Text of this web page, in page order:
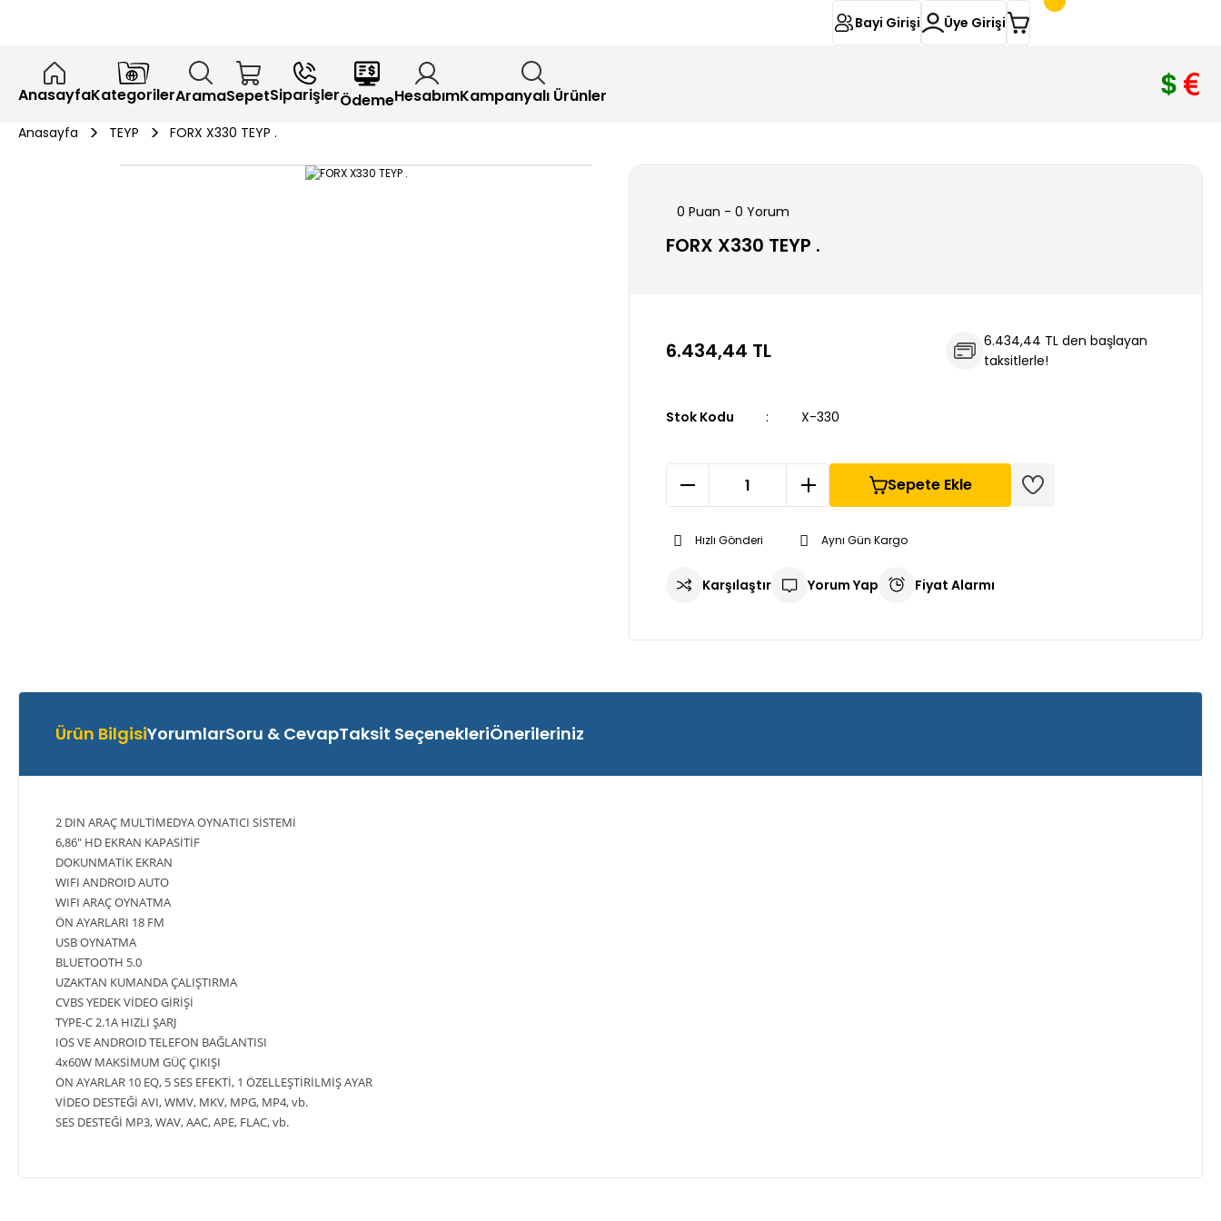
Bayi Girişi Üye Girişi
AnasayfaKategorilerAramaSepetSiparişlerÖdemeHesabımKampanyalı Ürünler
Anasayfa TEYP FORX X330 TEYP .
0 Puan - 0 Yorum
FORX X330 TEYP .
6.434,44 TL
6.434,44 TL den başlayan
taksitlerle!
Stok Kodu X-330
Sepete Ekle
Hızlı Gönderi Aynı Gün Kargo
Karşılaştır Yorum Yap Fiyat Alarmı
Ürün BilgisiYorumlarSoru & CevapTaksit SeçenekleriÖnerileriniz
2 DIN ARAÇ MULTİMEDYA OYNATICI SİSTEMİ
6,86" HD EKRAN KAPASİTİF
DOKUNMATİK EKRAN
WIFI ANDROID AUTO
WIFI ARAÇ OYNATMA
ÖN AYARLARI 18 FM
USB OYNATMA
BLUETOOTH 5.0
UZAKTAN KUMANDA ÇALIŞTIRMA
CVBS YEDEK VİDEO GİRİŞİ
TYPE-C 2.1A HIZLI ŞARJ
IOS VE ANDROID TELEFON BAĞLANTISI
4x60W MAKSİMUM GÜÇ ÇIKIŞI
ÖN AYARLAR 10 EQ, 5 SES EFEKTİ, 1 ÖZELLEŞTİRİLMİŞ AYAR
VİDEO DESTEĞİ AVI, WMV, MKV, MPG, MP4, vb.
SES DESTEĞİ MP3, WAV, AAC, APE, FLAC, vb.